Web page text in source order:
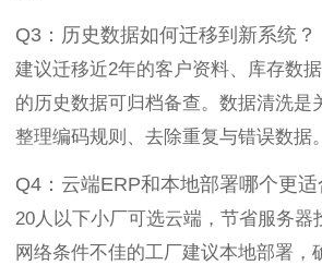
Q3：历史数据如何迁移到新系统？
建议迁移近2年的客户资料、库存数
的历史数据可归档备查。数据清洗是
整理编码规则、去除重复与错误数据。
Q4：云端ERP和本地部署哪个更适
20人以下小厂可选云端，节省服务器
网络条件不佳的工厂建议本地部署，